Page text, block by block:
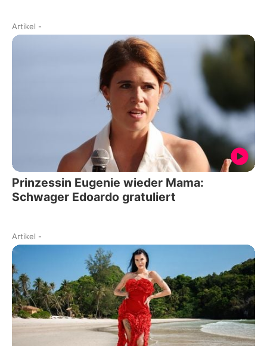
Artikel -
Prinzessin Eugenie wieder Mama:
Schwager Edoardo gratuliert
Artikel -